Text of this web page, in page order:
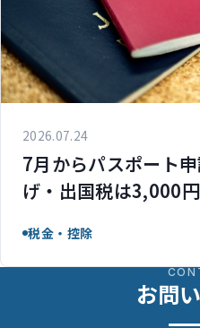
2026.07.24
7月からパスポート
げ・出国税は3,000
税金・控除
お問